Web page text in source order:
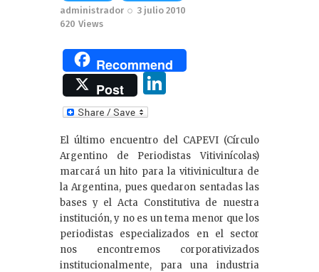
administrador
3 julio 2010
620 Views
Recommend
Post
k
e
dI
n
El último encuentro del CAPEVI (Círculo
Argentino de Periodistas Vitivinícolas)
marcará un hito para la vitivinicultura de
la Argentina, pues quedaron sentadas las
bases y el Acta Constitutiva de nuestra
institución, y no es un tema menor que los
periodistas especializados en el sector
nos encontremos corporativizados
institucionalmente, para una industria